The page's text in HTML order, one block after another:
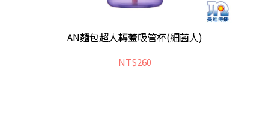
AN麵包超人轉蓋吸管杯(細菌人)
NT$260